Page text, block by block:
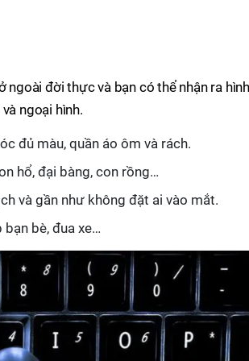
ngoài đời thực và bạn có thể nhận ra hình
ngoại hình.
đủ màu, quần áo ôm và rách.
hổ, đại bàng, con rồng…
và gần như không đặt ai vào mắt.
bạn bè, đua xe…